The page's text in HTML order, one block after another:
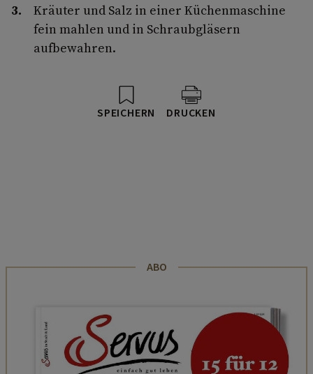
Kräuter und Salz in einer Küchenmaschine
fein mahlen und in Schraubgläsern
aufbewahren.
SPEICHERN DRUCKEN
ABO